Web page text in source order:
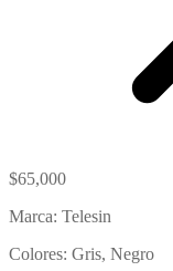
$65,000
Marca: Telesin
Colores: Gris, Negro